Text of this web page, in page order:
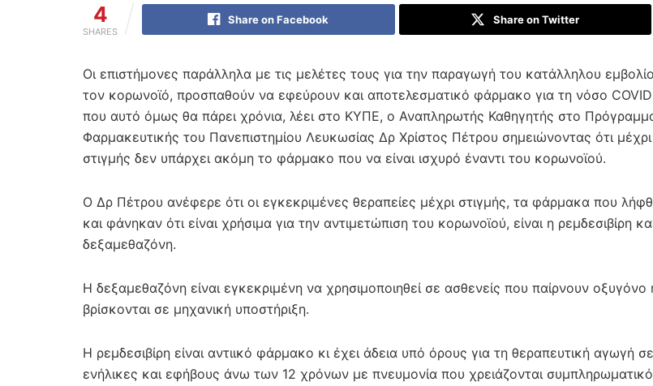
4
SHARES
Share on Facebook Share on Twitter
Οι επιστήμονες παράλληλα με τις μελέτες τους για την παραγωγή του κατάλληλου
τον κορωνοϊό, προσπαθούν να εφεύρουν και αποτελεσματικό φάρμακο για τη νόσο COVID
που αυτό όμως θα πάρει χρόνια, λέει στο ΚΥΠΕ, ο Αναπληρωτής Καθηγητής στο
Φαρμακευτικής του Πανεπιστημίου Λευκωσίας Δρ Χρίστος Πέτρου σημειώνοντας ότι μέχρι
στιγμής δεν υπάρχει ακόμη το φάρμακο που να είναι ισχυρό έναντι του κορωνοϊού.
Ο Δρ Πέτρου ανέφερε ότι οι εγκεκριμένες θεραπείες μέχρι στιγμής, τα φάρμακα που
και φάνηκαν ότι είναι χρήσιμα για την αντιμετώπιση του κορωνοϊού, είναι η ρεμδεσιβίρη
δεξαμεθαζόνη.
Η δεξαμεθαζόνη είναι εγκεκριμένη να χρησιμοποιηθεί σε ασθενείς που παίρνουν οξυγόνο
βρίσκονται σε μηχανική υποστήριξη.
Η ρεμδεσιβίρη είναι αντιικό φάρμακο κι έχει άδεια υπό όρους για τη θεραπευτική αγωγή σε
ενήλικες και εφήβους άνω των 12 χρόνων με πνευμονία που χρειάζονται συμπληρωματικό